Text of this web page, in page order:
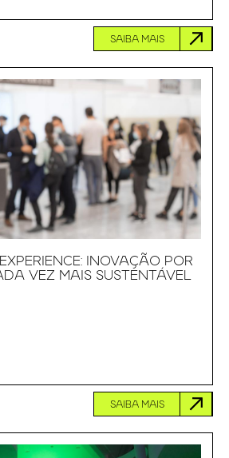
SAIBA MAIS
INOVAÇÃO POR
VEZ MAIS SUSTENTÁVEL
SAIBA MAIS